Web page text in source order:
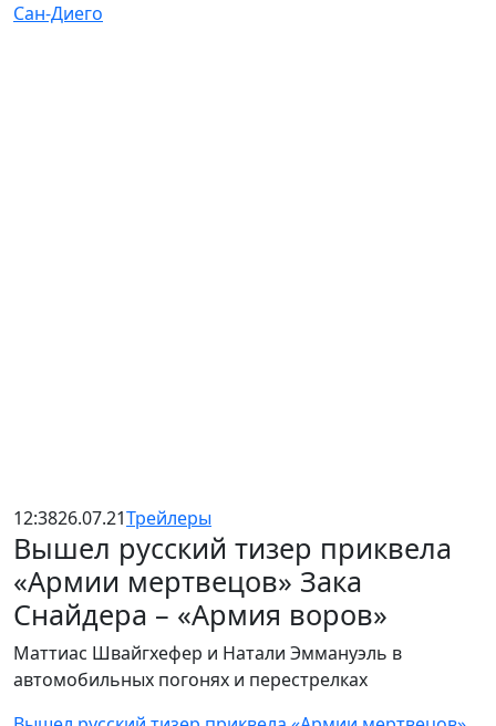
Сан-Диего
12:3826.07.21Трейлеры
Вышел русский тизер приквела
«Армии мертвецов» Зака
Снайдера – «Армия воров»
Маттиас Швайгхефер и Натали Эммануэль в
автомобильных погонях и перестрелках